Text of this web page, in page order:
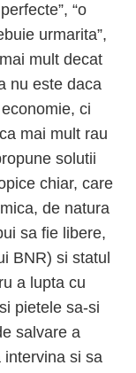
“o
urmarita”,
mult decat
nu este daca
ci
mai mult rau
solutii
chiar, care
de natura
sa fie libere,
BNR) si statul
a lupta cu
pietele sa-si
salvare a
intervina si sa